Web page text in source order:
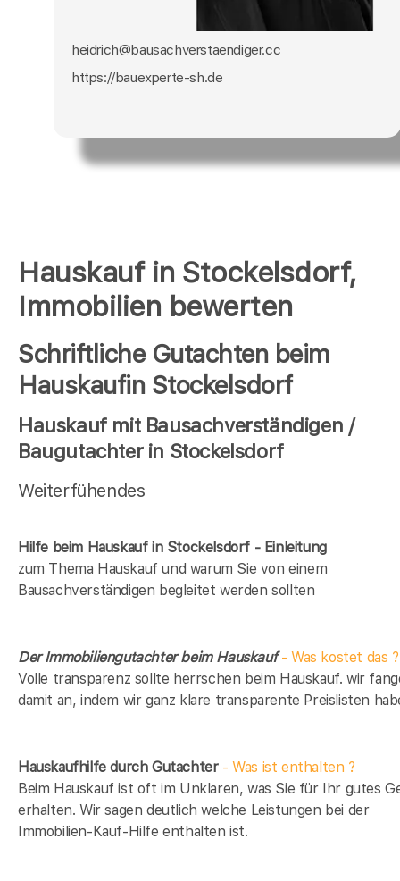
Hauskauf in Stockelsdorf,
Immobilien bewerten
Schriftliche Gutachten beim
Hauskaufin Stockelsdorf
Hauskauf mit Bausachverständigen /
Baugutachter in Stockelsdorf
Weiterfühendes
Hilfe beim Hauskauf in Stockelsdorf - Einleitung
zum Thema Hauskauf und warum Sie von einem
Bausachverständigen begleitet werden sollten
Der Immobiliengutachter beim Hauskauf- Was kostet das ?
Volle transparenz sollte herrschen beim Hauskauf. wir
damit an, indem wir ganz klare transparente Preislisten
Hauskaufhilfe durch Gutachter- Was ist enthalten ?
Beim Hauskauf ist oft im Unklaren, was Sie für Ihr gutes
erhalten. Wir sagen deutlich welche Leistungen bei der
Immobilien-Kauf-Hilfe enthalten ist.
heidrich@bausachverstaendiger.cc
https://bauexperte-sh.de